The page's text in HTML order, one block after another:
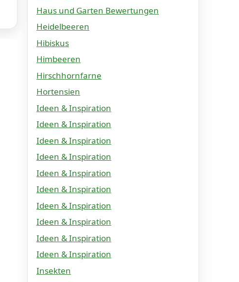
Haus und Garten Bewertungen
Heidelbeeren
Hibiskus
Himbeeren
Hirschhornfarne
Hortensien
Ideen & Inspiration
Ideen & Inspiration
Ideen & Inspiration
Ideen & Inspiration
Ideen & Inspiration
Ideen & Inspiration
Ideen & Inspiration
Ideen & Inspiration
Ideen & Inspiration
Ideen & Inspiration
Insekten